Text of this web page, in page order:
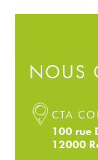
NOUS
CTA
100 rue
12000